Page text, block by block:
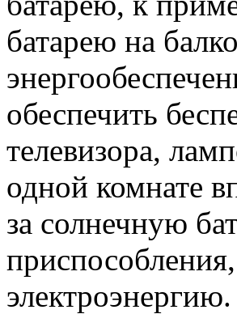
батарею на
обеспечить
телевизора,
одной комнате
за солнечную
электроэнергию.